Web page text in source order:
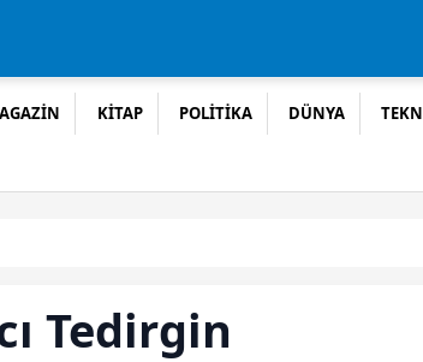
KİTAP POLİTİKA DÜNYA
Tedirgin